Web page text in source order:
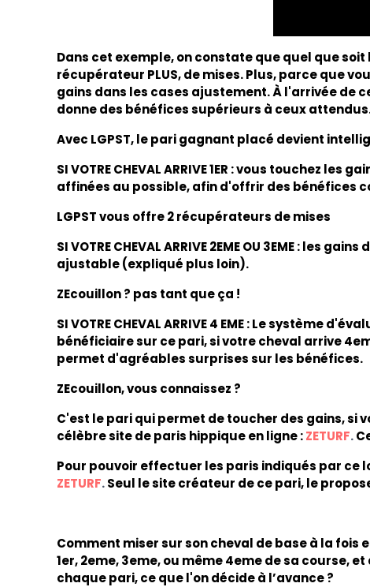
Dans cet exemple, on constate que quel que
récupérateur PLUS, de mises. Plus, parce que
gains dans les cases ajustement. À l'arrivée de
donne des bénéfices supérieurs à ceux
Avec LGPST, le pari gagnant placé devient
SI VOTRE CHEVAL ARRIVE 1ER : vous touchez
affinées au possible, afin d'offrir des bénéfices
LGPST vous offre 2 récupérateurs de mises
SI VOTRE CHEVAL ARRIVE 2EME OU 3EME :
ajustable (expliqué plus loin).
ZEcouillon ? pas tant que ça !
SI VOTRE CHEVAL ARRIVE 4 EME : Le système
bénéficiaire sur ce pari, si votre cheval arrive
permet d'agréables surprises sur les bénéfices.
ZEcouillon, vous connaissez ?
C'est le pari qui permet de toucher des gains, si
célèbre site de paris hippique en ligne :ZETURF.
Pour pouvoir effectuer les paris indiqués par ce
ZETURF.Seul le site créateur de ce pari, le
Comment miser sur son cheval de base à la
1er, 2eme, 3eme, ou même 4eme de sa course,
chaque pari, ce que l'on décide à l’avance ?